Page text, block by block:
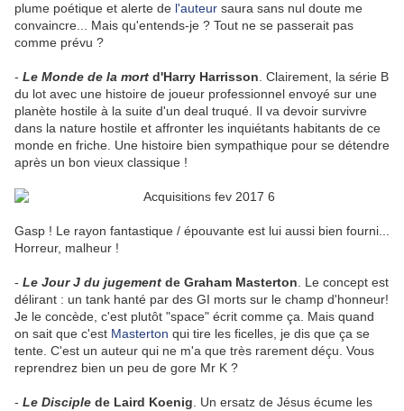
plume poétique et alerte de l'auteur saura sans nul doute me
convaincre... Mais qu'entends-je ? Tout ne se passerait pas
comme prévu ?
- Le Monde de la mort d'Harry Harrisson . Clairement, la série B
du lot avec une histoire de joueur professionnel envoyé sur une
planète hostile à la suite d'un deal truqué. Il va devoir survivre
dans la nature hostile et affronter les inquiétants habitants de ce
monde en friche. Une histoire bien sympathique pour se détendre
après un bon vieux classique !
Gasp ! Le rayon fantastique / épouvante est lui aussi bien fourni...
Horreur, malheur !
- Le Jour J du jugement de Graham Masterton . Le concept est
délirant : un tank hanté par des GI morts sur le champ d'honneur!
Je le concède, c'est plutôt "space" écrit comme ça. Mais quand
on sait que c'est Masterton qui tire les ficelles, je dis que ça se
tente. C'est un auteur qui ne m'a que très rarement déçu. Vous
reprendrez bien un peu de gore Mr K ?
- Le Disciple de Laird Koenig . Un ersatz de Jésus écume les